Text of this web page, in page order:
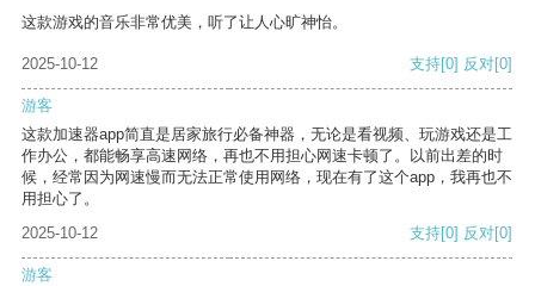
这款游戏的音乐非常优美，听了让人心旷神怡。
2025-10-12 支持[0] 反对[0]
游客
这款加速器app简直是居家旅行必备神器，无论是看视频、玩游戏还是工
作办公，都能畅享高速网络，再也不用担心网速卡顿了。以前出差的时
候，经常因为网速慢而无法正常使用网络，现在有了这个app，我再也不
用担心了。
2025-10-12
支持[0] 反对[0]
游客